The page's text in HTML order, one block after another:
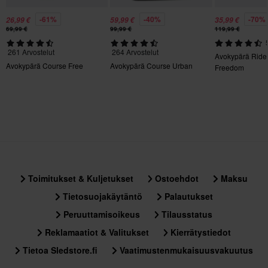
Kiertovoimasuoja
Ei mitään
Materiaali
Materiaali
Ulkomateriaali
100% Polykarbonaatti
Sertifiointistandardi
26,99 € -61%
69,99 €
261 Arvostelut
Avokypärä Course Free
59,99 € -40%
99,99 €
264 Arvostelut
Avokypärä Course Urban
35,99 € -70%
119,99 €
Avokypärä
Freedom
Toimitukset & Kuljetukset Ostoehdot
Maksu
Tietosuojakäytäntö
Palautukset
Peruuttamisoikeus
Tilausstatus
Reklamaatiot & Valitukset
Kierrätystiedot
Tietoa Sledstore.fi
Vaatimustenmukaisuusvakuutus